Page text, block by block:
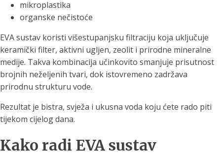
mikroplastika
organske nečistoće
EVA sustav koristi višestupanjsku filtraciju koja uključuje
keramički filter, aktivni ugljen, zeolit i prirodne mineralne
medije. Takva kombinacija učinkovito smanjuje prisutnost
brojnih neželjenih tvari, dok istovremeno zadržava
prirodnu strukturu vode.
Rezultat je bistra, svježa i ukusna voda koju ćete rado piti
tijekom cijelog dana.
Kako radi EVA sustav